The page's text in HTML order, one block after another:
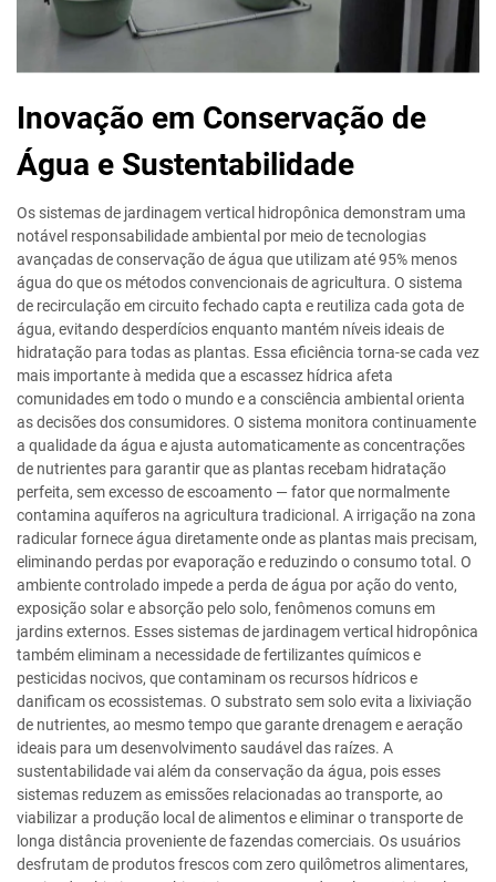
Inovação em Conservação de
Água e Sustentabilidade
Os sistemas de jardinagem vertical hidropônica demonstram uma
notável responsabilidade ambiental por meio de tecnologias
avançadas de conservação de água que utilizam até 95% menos
água do que os métodos convencionais de agricultura. O sistema
de recirculação em circuito fechado capta e reutiliza cada gota de
água, evitando desperdícios enquanto mantém níveis ideais de
hidratação para todas as plantas. Essa eficiência torna-se cada vez
mais importante à medida que a escassez hídrica afeta
comunidades em todo o mundo e a consciência ambiental orienta
as decisões dos consumidores. O sistema monitora continuamente
a qualidade da água e ajusta automaticamente as concentrações
de nutrientes para garantir que as plantas recebam hidratação
perfeita, sem excesso de escoamento — fator que normalmente
contamina aquíferos na agricultura tradicional. A irrigação na zona
radicular fornece água diretamente onde as plantas mais precisam,
eliminando perdas por evaporação e reduzindo o consumo total. O
ambiente controlado impede a perda de água por ação do vento,
exposição solar e absorção pelo solo, fenômenos comuns em
jardins externos. Esses sistemas de jardinagem vertical hidropônica
também eliminam a necessidade de fertilizantes químicos e
pesticidas nocivos, que contaminam os recursos hídricos e
danificam os ecossistemas. O substrato sem solo evita a lixiviação
de nutrientes, ao mesmo tempo que garante drenagem e aeração
ideais para um desenvolvimento saudável das raízes. A
sustentabilidade vai além da conservação da água, pois esses
sistemas reduzem as emissões relacionadas ao transporte, ao
viabilizar a produção local de alimentos e eliminar o transporte de
longa distância proveniente de fazendas comerciais. Os usuários
desfrutam de produtos frescos com zero quilômetros alimentares,